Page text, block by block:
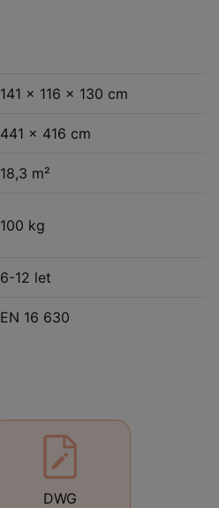
141 x 116 x 130 cm
441 x 416 cm
18,3 m²
100 kg
6-12 let
EN 16 630
DWG